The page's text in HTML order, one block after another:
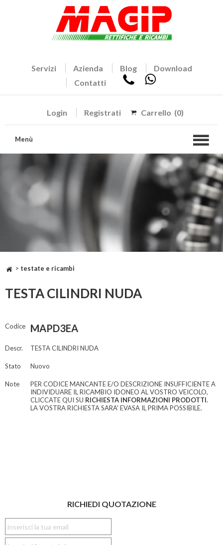
Servizi Azienda Blog
Download
Contatti
Login Registrati Carrello (0)
Menù
> testate e ricambi
TESTA CILINDRI NUDA
Codice MAPD3EA
Descr. TESTA CILINDRI NUDA
Stato Nuovo
Note
PER CODICE MANCANTE E/O DESCRIZIONE INSUFFICIENTE A
INDIVIDUARE IL RICAMBIO IDONEO AL VOSTRO VEICOLO,
CLICCATE QUI SU RICHIESTA INFORMAZIONI PRODOTTI.
LA VOSTRA RICHIESTA SARA' EVASA IL PRIMA POSSIBILE.
RICHIEDI QUOTAZIONE